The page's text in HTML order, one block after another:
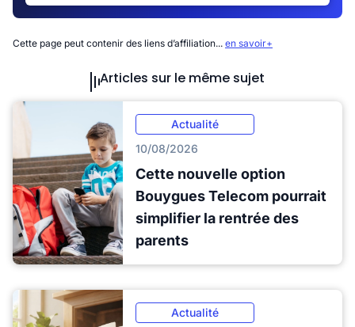
Cette page peut contenir des liens d’affiliation... en savoir+
Articles sur le même sujet
Actualité
10/08/2026
Cette nouvelle option
Bouygues Telecom pourrait
simplifier la rentrée des
parents
Actualité